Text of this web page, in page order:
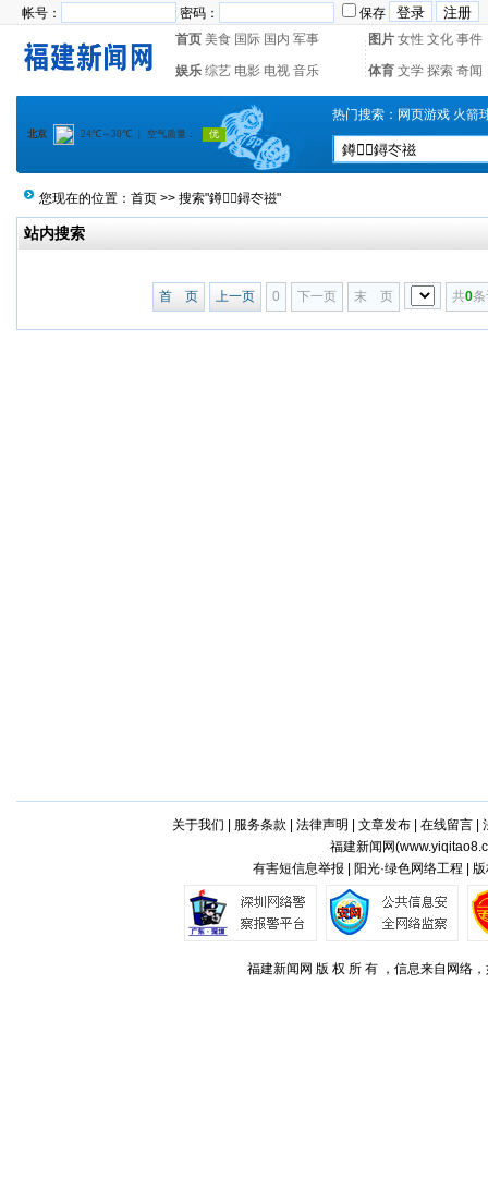
帐号： 密码：
保存
首页 美食 国际 国内 军事 图片 女性 文化 事件
娱乐 综艺 电影 电视 音乐 体育 文学 探索 奇闻
热门搜索： 网页游戏 火箭
您现在的位置： 首页 >> 搜索"鐏鐞冭禌"
站内搜索
首 页 上一页 0 下一页 末 页 共0
关于我们 服务条款 法律声明 文章发布| 在线留言|
福建新闻网(
有害短信息举报 | 阳光·绿色网络工程 |
福建新闻网 版 权 所 有 ，信息来自网络